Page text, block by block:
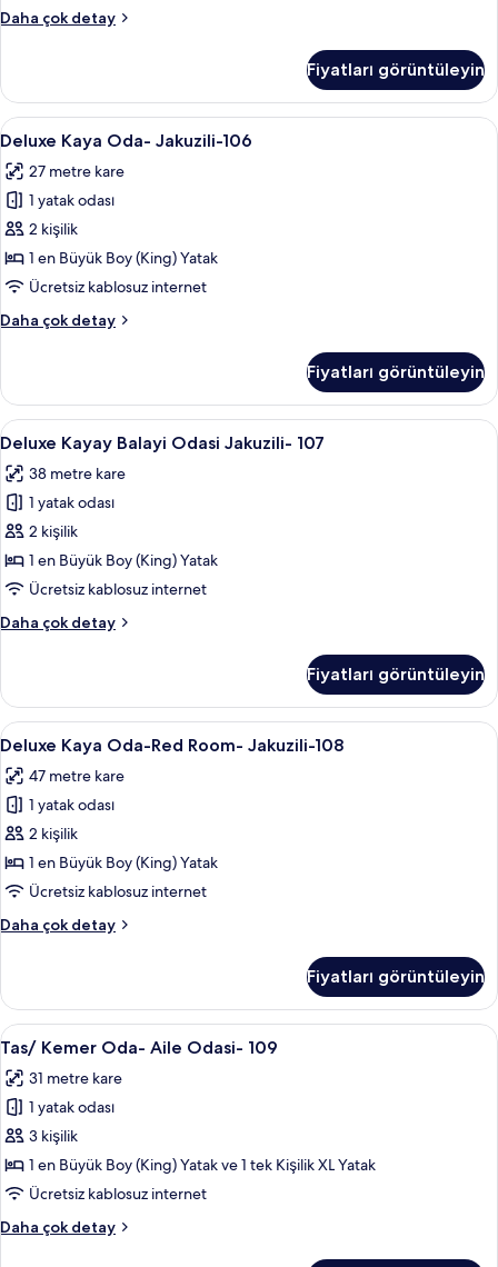
fotoğrafları
Daha çok detay
Suit
Jakuzili-
105
hakkında
fazla
detay
Fiyatları görüntüleyin
Deluxe
Kaya
Oda-
Jakuzili-
106
için
tüm
görün
Deluxe Kaya Oda- Jakuzili-106 |
9
Deluxe Kaya Oda- Jakuzili-106
27 metre kare
1 yatak odası
2 kişilik
1 en Büyük Boy (King) Yatak
Ücretsiz kablosuz internet
Daha çok detay
Deluxe
106
hakkında
daha
detay
Fiyatları görüntüleyin
Deluxe
Kayay
Balayi
Odasi
Jakuzili-
107
için
fotoğrafları
Deluxe Kayay Balayi Odasi Jakuzili-
6
Deluxe Kayay Balayi Odasi Jakuzili- 107
38 metre kare
1 yatak odası
2 kişilik
1 en Büyük Boy (King) Yatak
Ücretsiz kablosuz internet
Daha çok detay
Deluxe
Jakuzili-
107
hakkında
fazla
detay
Fiyatları görüntüleyin
Deluxe
Kaya
Oda-
Red
Room-
Jakuzili-
108
tüm
Deluxe Kaya Oda-Red Room-
6
Deluxe Kaya Oda-Red Room- Jakuzili-108
47 metre kare
1 yatak odası
2 kişilik
1 en Büyük Boy (King) Yatak
Ücretsiz kablosuz internet
Daha çok detay
Deluxe
Room-
Jakuzili-
108
daha
fazla
detay
Fiyatları görüntüleyin
Tas/
Kemer
Oda-
Aile
Odasi-
109
için
fotoğrafları
Tas/ Kemer Oda- Aile Odasi- 109 |
7
Tas/ Kemer Oda- Aile Odasi- 109
31 metre kare
1 yatak odası
3 kişilik
1 en Büyük Boy (King) Yatak ve 1 tek Kişilik XL Yatak
Ücretsiz kablosuz internet
Daha çok detay
Tas/